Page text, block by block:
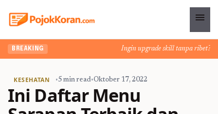
menu
BREAKING Ingin upgrade skill tanpa ribet?
KESEHATAN •5 min read•Oktober 17, 2022
Ini Daftar Menu